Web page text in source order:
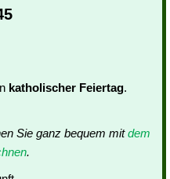
katholischer Feiertag.
Sie ganz bequem mitdem
.